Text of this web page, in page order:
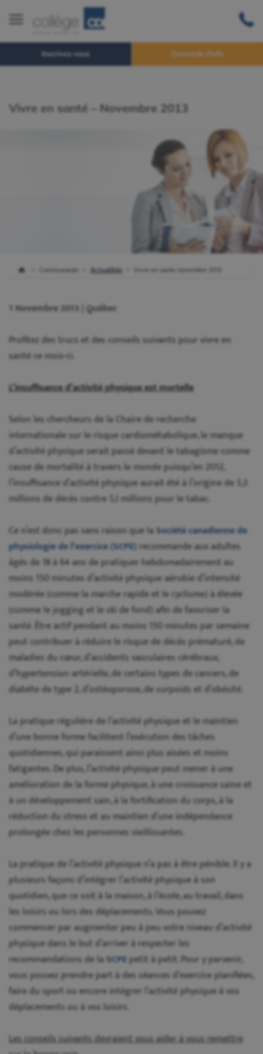
Inscrivez-vous Demande d'info
Vivre en santé – Novembre 2013
Communaute Actualités Vivre en sante novembre 2013
1 Novembre 2013 | Québec
Profitez des trucs et des conseils suivants pour vivre en
santé ce mois-ci.
L’insuffisance d’activité physique est mortelle
Selon les chercheurs de la Chaire de recherche
internationale sur le risque cardiométabolique, le manque
d’activité physique serait passé devant le tabagisme comme
cause de mortalité à travers le monde puisqu’en 2012,
l’insuffisance d’activité physique aurait été à l’origine de 5,3
millions de décès contre 5,1 millions pour le tabac.
Ce n’est donc pas sans raison que laSociété canadienne de
physiologie de l’exercice (SCPE)recommande aux adultes
âgés de 18 à 64 ans de pratiquer hebdomadairement au
moins 150 minutes d’activité physique aérobie d’intensité
modérée (comme la marche rapide et le cyclisme) à élevée
(comme le jogging et le ski de fond) afin de favoriser la
santé. Être actif pendant au moins 150 minutes par semaine
peut contribuer à réduire le risque de décès prématuré, de
maladies du cœur, d’accidents vasculaires cérébraux,
d’hypertension artérielle, de certains types de cancers, de
diabète de type 2, d’ostéoporose, de surpoids et d’obésité.
La pratique régulière de l’activité physique et le maintien
d’une bonne forme facilitent l’exécution des tâches
quotidiennes, qui paraissent ainsi plus aisées et moins
fatigantes. De plus, l’activité physique peut mener à une
amélioration de la forme physique, à une croissance saine et
à un développement sain, à la fortification du corps, à la
réduction du stress et au maintien d’une indépendance
prolongée chez les personnes vieillissantes.
La pratique de l’activité physique n’a pas à être pénible. Il y a
plusieurs façons d’intégrer l’activité physique à son
quotidien, que ce soit à la maison, à l’école, au travail, dans
les loisirs ou lors des déplacements. Vous pouvez
commencer par augmenter peu à peu votre niveau d’activité
physique dans le but d’arriver à respecter les
recommandations de laSCPEpetit à petit. Pour y parvenir,
vous pouvez prendre part à des séances d’exercice planifiées,
faire du sport ou encore intégrer l’activité physique à vos
déplacements ou à vos loisirs.
Les conseils suivants devraient vous aider à vous remettre